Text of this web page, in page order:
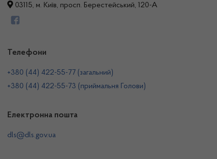
03115, м. Київ, просп. Берестейський, 120-А
Телефони
+380 (44) 422-55-77 (загальний)
+380 (44) 422-55-73 (приймальня Голови)
Електронна пошта
dls@dls.gov.ua